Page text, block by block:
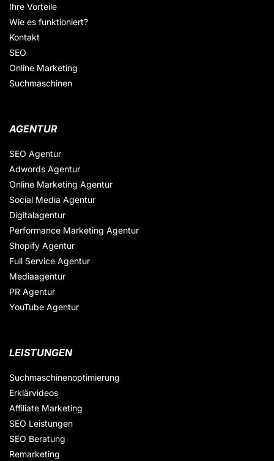
Ihre Vorteile
Wie es funktioniert?
Kontakt
SEO
Online Marketing
Suchmaschinen
AGENTUR
SEO Agentur
Adwords Agentur
Online Marketing Agentur
Social Media Agentur
Digitalagentur
Performance Marketing Agentur
Shopify Agentur
Full Service Agentur
Mediaagentur
PR Agentur
YouTube Agentur
LEISTUNGEN
Suchmaschinenoptimierung
Erklärvideos
Affiliate Marketing
SEO Leistungen
SEO Beratung
Remarketing